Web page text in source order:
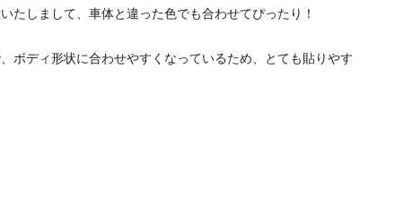
たしまして、車体と違った色でも合わせてぴったり！
、ボディ形状に合わせやすくなっているため、とても貼りやす